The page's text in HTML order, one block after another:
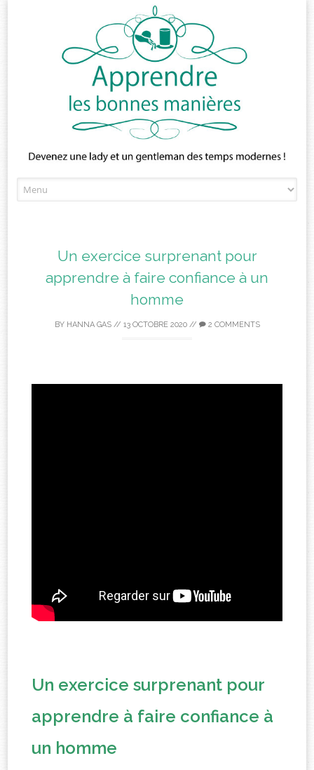
to
Un exercice surprenant pour
apprendre à faire confiance à un
homme
BY HANNA GAS// 13 OCTOBRE 2020// 2 COMMENTS
Un exercice surprenant pour
apprendre à faire confiance à
un homme